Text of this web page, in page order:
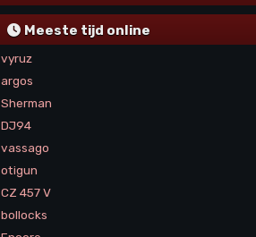
Meeste tijd online
vyruz
argos
Sherman
DJ94
vassago
otigun
CZ 457 V
bollocks